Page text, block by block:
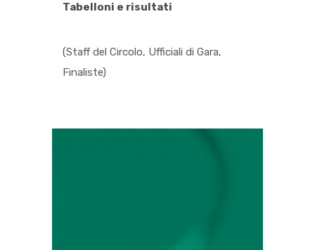
Tabelloni e risultati
(Staff del Circolo, Ufficiali di Gara,
Finaliste)